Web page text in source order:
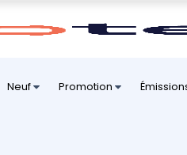
Neuf Promotion